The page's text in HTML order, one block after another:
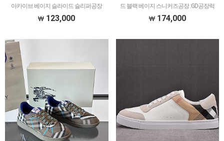
아카이브 베이지 슬라이드 슬리퍼공장
:GD공장​​럭셔리 계열 스니커즈는 메이저
123,000
드 블랙 베이지 스니커즈공장 :GD공장​럭
셔리 계열 스니커즈는 메이저 공장에서 취
174,000